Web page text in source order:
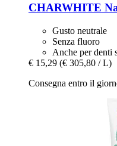
CHARWHITE
Gusto neutrale
Senza fluoro
Anche per denti
€ 15,29 (€ 305,80 / L)
Consegna entro il